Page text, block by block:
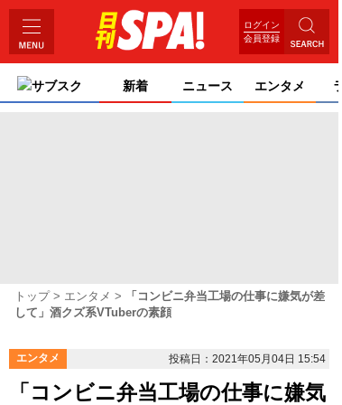
ログイン
会員登録
サブスク 新着 ニュース エンタメ
トップ エンタメ
「コンビニ弁当工場の仕事に嫌気が差
して」酒クズ系VTuberの素顔
エンタメ 投稿日：2021年05月04日 15:54
「コンビニ弁当工場の仕事に嫌気